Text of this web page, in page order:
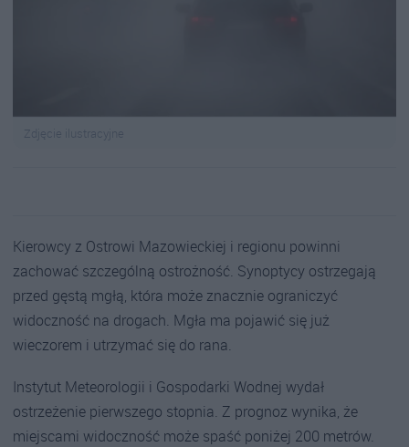
Zdjęcie ilustracyjne
Kierowcy z Ostrowi Mazowieckiej i regionu powinni
zachować szczególną ostrożność. Synoptycy ostrzegają
przed gęstą mgłą, która może znacznie ograniczyć
widoczność na drogach. Mgła ma pojawić się już
wieczorem i utrzymać się do rana.
Instytut Meteorologii i Gospodarki Wodnej wydał
ostrzeżenie pierwszego stopnia. Z prognoz wynika, że
miejscami widoczność może spaść poniżej 200 metrów.